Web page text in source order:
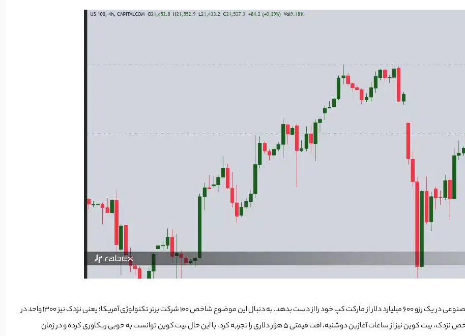
این موضوع باعث شد انویدیا، به عنوان رهبر سخت‌افزاری عصر هوش مصنوعی در یک رزو 600 میلیارد دلار از مارکت کپ خود را از دست بدهد. به دنبال این موضوع شاخص 100 شرکت برتر تکنولوژی آمریکا؛ یعنی نزدک نیز 1300 واحد در
عرض چند ساعت ریزش کرد. به دلیل همگرایی زیاد بین بیت کوین و شاخص نزدک، بیت کوین نیز از ساعات آغازین دوشنبه، افت قیمتی 5 هزار دلاری را تجربه کرد، با این حال بیت کوین توانست به خوبی ریکاوری کرده و در زمان